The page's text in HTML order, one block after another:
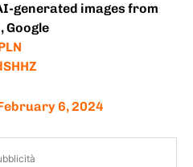
generated images from
Google
6, 2024